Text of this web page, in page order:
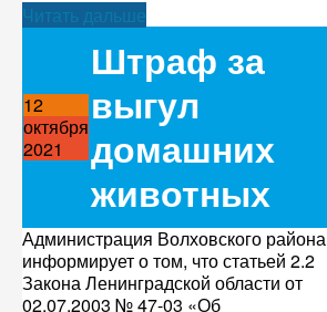
Читать дальше
12
октября
2021
Штраф за
выгул
домашних
животных
Администрация Волховского района
информирует о том, что статьей 2.2
Закона Ленинградской области от
02.07.2003 № 47-03 «Об